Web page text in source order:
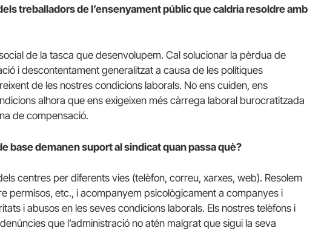
treballadors de l’ensenyament públic que caldria resoldre amb
de la tasca que desenvolupem. Cal solucionar la pèrdua de
i descontentament generalitzat a causa de les polítiques
de les nostres condicions laborals. No ens cuiden, ens
alhora que ens exigeixen més càrrega laboral burocratitzada
de compensació.
base demanen suport al sindicat quan passa què?
centres per diferents vies (telèfon, correu, xarxes, web). Resolem
permisos, etc., i acompanyem psicològicament a companyes i
i abusos en les seves condicions laborals. Els nostres telèfons i
que l’administració no atén malgrat que sigui la seva